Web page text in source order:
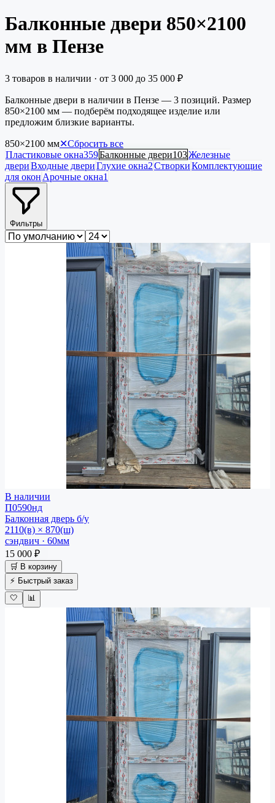
Балконные двери 850×2100
мм в Пензе
3 товаров в наличии · от 3 000 до 35 000 ₽
Балконные двери в наличии в Пензе — 3 позиций. Размер
850×2100 мм — подберём подходящее изделие или
предложим близкие варианты.
850×2100 мм✕Сбросить все
Пластиковые окна359Балконные двери103Железные
двериВходные двериГлухие окна2СтворкиКомплектующие
для окон Арочные окна1
Фильтры
В наличии
П0590нд
Балконная дверь б/у
2110(в) × 870(ш)
сэндвич · 60мм
15 000 ₽
🛒 В корзину
⚡ Быстрый заказ
🤍
📊